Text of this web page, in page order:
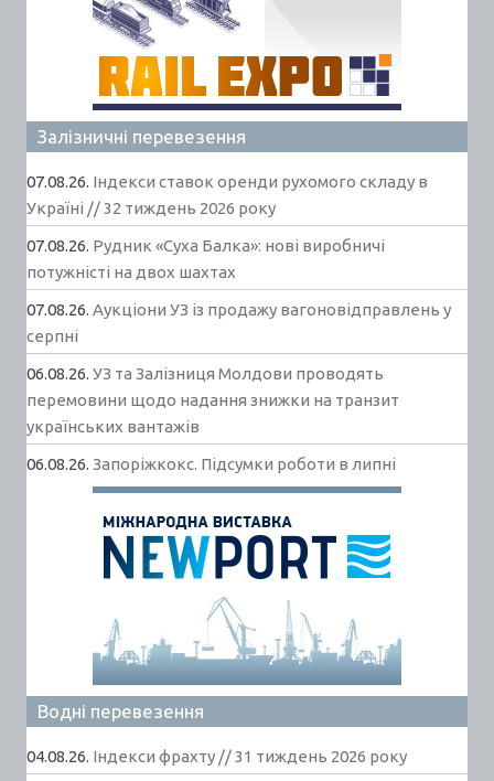
Залізничні перевезення
07.08.26. Індекси ставок оренди рухомого складу в
Україні // 32 тиждень 2026 року
07.08.26. Рудник «Суха Балка»: нові виробничі
потужністі на двох шахтах
07.08.26. Аукціони УЗ із продажу вагоновідправлень у
серпні
06.08.26. УЗ та Залізниця Молдови проводять
перемовини щодо надання знижки на транзит
українських вантажів
06.08.26. Запоріжкокс. Підсумки роботи в липні
Водні перевезення
04.08.26. Індекси фрахту // 31 тиждень 2026 року